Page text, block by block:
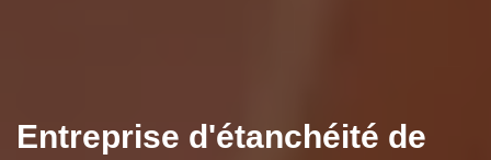
Entreprise d'étanchéité de